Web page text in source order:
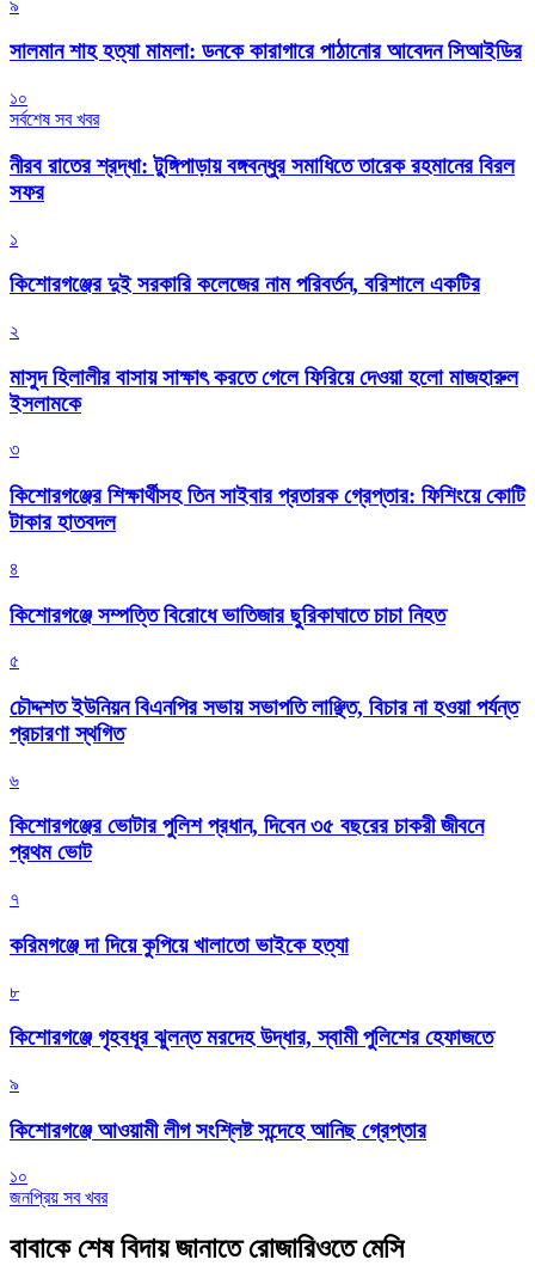
৯
সালমান শাহ হত্যা মামলা: ডনকে কারাগারে পাঠানোর আবেদন সিআইডির
১০
সর্বশেষ সব খবর
নীরব রাতের শ্রদ্ধা: টুঙ্গিপাড়ায় বঙ্গবন্ধুর সমাধিতে তারেক রহমানের বিরল
সফর
১
কিশোরগঞ্জের দুই সরকারি কলেজের নাম পরিবর্তন, বরিশালে একটির
২
মাসুদ হিলালীর বাসায় সাক্ষাৎ করতে গেলে ফিরিয়ে দেওয়া হলো মাজহারুল
ইসলামকে
৩
কিশোরগঞ্জের শিক্ষার্থীসহ তিন সাইবার প্রতারক গ্রেপ্তার: ফিশিংয়ে কোটি
টাকার হাতবদল
৪
কিশোরগঞ্জে সম্পত্তি বিরোধে ভাতিজার ছুরিকাঘাতে চাচা নিহত
৫
চৌদ্দশত ইউনিয়ন বিএনপির সভায় সভাপতি লাঞ্ছিত, বিচার না হওয়া পর্যন্ত
প্রচারণা স্থগিত
৬
কিশোরগঞ্জের ভোটার পুলিশ প্রধান, দিবেন ৩৫ বছরের চাকরী জীবনে
প্রথম ভোট
৭
করিমগঞ্জে দা দিয়ে কুপিয়ে খালাতো ভাইকে হত্যা
৮
কিশোরগঞ্জে গৃহবধূর ঝুলন্ত মরদেহ উদ্ধার, স্বামী পুলিশের হেফাজতে
৯
কিশোরগঞ্জে আওয়ামী লীগ সংশ্লিষ্ট সন্দেহে আনিছ গ্রেপ্তার
১০
জনপ্রিয় সব খবর
বাবাকে শেষ বিদায় জানাতে রোজারিওতে মেসি